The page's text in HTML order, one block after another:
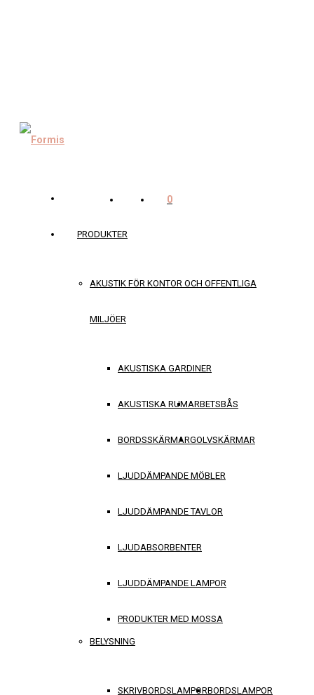
PRODUKTER
AKUSTIK FÖR KONTOR OCH OFFENTLIGA
MILJÖER
AKUSTISKA GARDINER
AKUSTISKA RUMARBETSBÅS
BORDSSKÄRMARGOLVSKÄRMAR
LJUDDÄMPANDE MÖBLER
LJUDDÄMPANDE TAVLOR
LJUDABSORBENTER
LJUDDÄMPANDE LAMPOR
PRODUKTER MED MOSSA
BELYSNING
SKRIVBORDSLAMPORBORDSLAMPOR
0